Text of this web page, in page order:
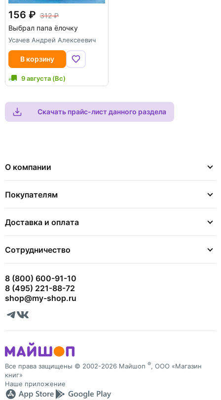
156
312
Выбрал папа ёлочку
Усачев Андрей Алексеевич
В корзину
9 августа (Вс)
Скачать прайс-лист данного раздела
О компании
Покупателям
Доставка и оплата
Сотрудничество
8 (800) 600-91-10
8 (495) 221-88-72
shop@my-shop.ru
Все права защищены © 2002-2026 Майшоп ®, ООО «Магазин
книг»
Наше приложение